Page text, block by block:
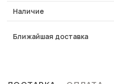
Наличие
Ближайшая доставка